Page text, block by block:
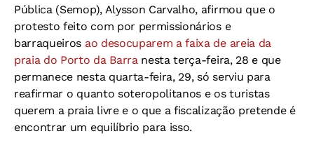
Pública (Semop), Alysson Carvalho, afirmou que o
protesto feito com por permissionários e
barraqueiros ao desocuparem a faixa de areia da
praia do Porto da Barra nesta terça-feira, 28 e que
permanece nesta quarta-feira, 29, só serviu para
reafirmar o quanto soteropolitanos e os turistas
querem a praia livre e o que a fiscalização pretende é
encontrar um equilíbrio para isso.